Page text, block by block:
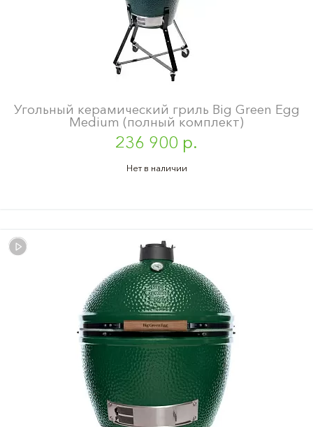
Угольный керамический гриль Big Green Egg
Medium (полный комплект)
236 900 р.
Нет в наличии